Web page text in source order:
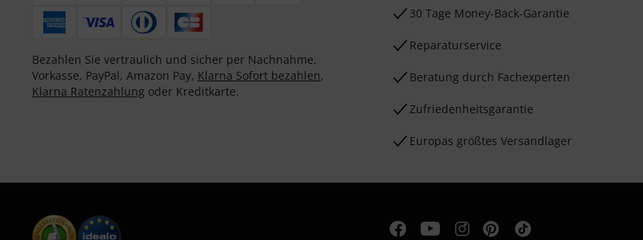
Bezahlen Sie vertraulich und sicher per Nachnahme,
Vorkasse, PayPal, Amazon Pay, Klarna Sofort bezahlen,
Klarna Ratenzahlung oder Kreditkarte.
30 Tage Money-Back-Garantie
Reparaturservice
Beratung durch Fachexperten
Zufriedenheitsgarantie
Europas größtes Versandlager